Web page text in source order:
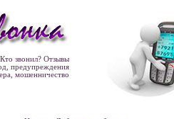
звонил? Отзывы
предупреждения
мошенничество